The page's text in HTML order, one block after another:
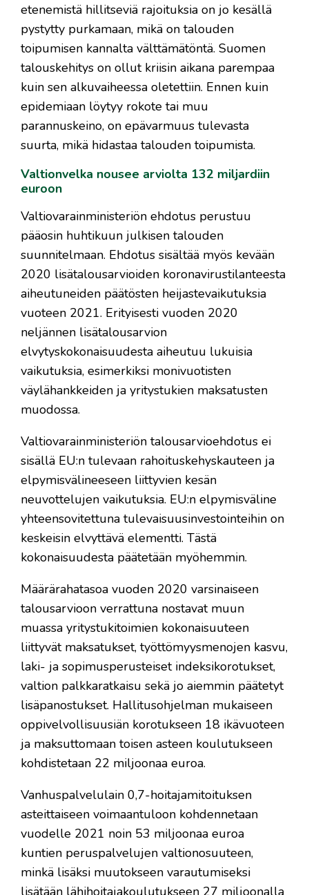
etenemistä hillitseviä rajoituksia on jo kesällä
pystytty purkamaan, mikä on talouden
toipumisen kannalta välttämätöntä. Suomen
talouskehitys on ollut kriisin aikana parempaa
kuin sen alkuvaiheessa oletettiin. Ennen kuin
epidemiaan löytyy rokote tai muu
parannuskeino, on epävarmuus tulevasta
suurta, mikä hidastaa talouden toipumista.
Valtionvelka nousee arviolta 132 miljardiin
euroon
Valtiovarainministeriön ehdotus perustuu
pääosin huhtikuun julkisen talouden
suunnitelmaan. Ehdotus sisältää myös kevään
2020 lisätalousarvioiden koronavirustilanteesta
aiheutuneiden päätösten heijastevaikutuksia
vuoteen 2021. Erityisesti vuoden 2020
neljännen lisätalousarvion
elvytyskokonaisuudesta aiheutuu lukuisia
vaikutuksia, esimerkiksi monivuotisten
väylähankkeiden ja yritystukien maksatusten
muodossa.
Valtiovarainministeriön talousarvioehdotus ei
sisällä EU:n tulevaan rahoituskehyskauteen ja
elpymisvälineeseen liittyvien kesän
neuvottelujen vaikutuksia. EU:n elpymisväline
yhteensovitettuna tulevaisuusinvestointeihin on
keskeisin elvyttävä elementti. Tästä
kokonaisuudesta päätetään myöhemmin.
Määrärahatasoa vuoden 2020 varsinaiseen
talousarvioon verrattuna nostavat muun
muassa yritystukitoimien kokonaisuuteen
liittyvät maksatukset, työttömyysmenojen kasvu,
laki- ja sopimusperusteiset indeksikorotukset,
valtion palkkaratkaisu sekä jo aiemmin päätetyt
lisäpanostukset. Hallitusohjelman mukaiseen
oppivelvollisuusiän korotukseen 18 ikävuoteen
ja maksuttomaan toisen asteen koulutukseen
kohdistetaan 22 miljoonaa euroa.
Vanhuspalvelulain 0,7-hoitajamitoituksen
asteittaiseen voimaantuloon kohdennetaan
vuodelle 2021 noin 53 miljoonaa euroa
kuntien peruspalvelujen valtionosuuteen,
minkä lisäksi muutokseen varautumiseksi
lisätään lähihoitajakoulutukseen 27 miljoonalla